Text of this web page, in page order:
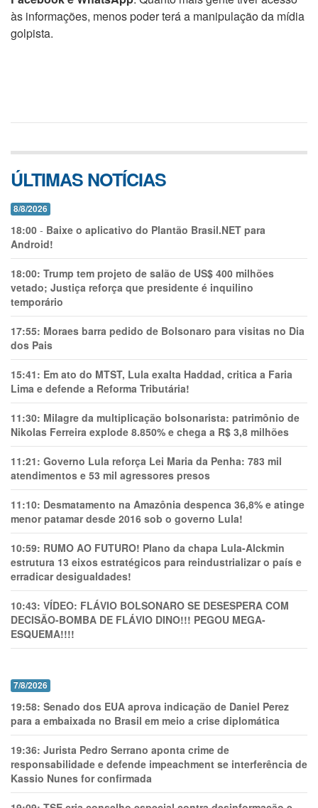
às informações, menos poder terá a manipulação da mídia
golpista.
ÚLTIMAS NOTÍCIAS
8/8/2026
18:00 - Baixe o aplicativo do Plantão Brasil.NET para
Android!
18:00: Trump tem projeto de salão de US$ 400 milhões
vetado; Justiça reforça que presidente é inquilino
temporário
17:55: Moraes barra pedido de Bolsonaro para visitas no Dia
dos Pais
15:41: Em ato do MTST, Lula exalta Haddad, critica a Faria
Lima e defende a Reforma Tributária!
11:30: Milagre da multiplicação bolsonarista: patrimônio de
Nikolas Ferreira explode 8.850% e chega a R$ 3,8 milhões
11:21: Governo Lula reforça Lei Maria da Penha: 783 mil
atendimentos e 53 mil agressores presos
11:10: Desmatamento na Amazônia despenca 36,8% e atinge
menor patamar desde 2016 sob o governo Lula!
10:59: RUMO AO FUTURO! Plano da chapa Lula-Alckmin
estrutura 13 eixos estratégicos para reindustrializar o país e
erradicar desigualdades!
10:43: VÍDEO: FLÁVIO BOLSONARO SE DESESPERA COM
DECISÃO-BOMBA DE FLÁVIO DINO!!! PEGOU MEGA-
ESQUEMA!!!!
7/8/2026
19:58: Senado dos EUA aprova indicação de Daniel Perez
para a embaixada no Brasil em meio a crise diplomática
19:36: Jurista Pedro Serrano aponta crime de
responsabilidade e defende impeachment se interferência de
Kassio Nunes for confirmada